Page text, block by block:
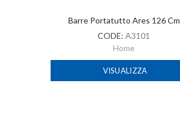
Barre Portatutto Ares 126 Cm
CODE:A3101
Home
VISUALIZZA